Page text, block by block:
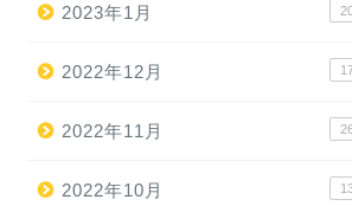
2023年1月
2022年12月
2022年11月
2022年10月